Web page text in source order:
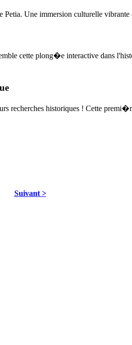
Une immersion culturelle
cette plong�e interactive dans
recherches historiques ! Cette
Suivant >